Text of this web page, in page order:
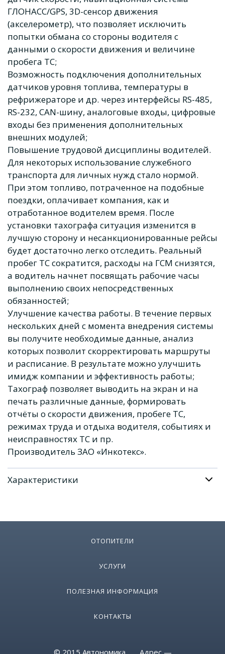
ГЛОНАСС/GPS, 3D-сенсор движения
(акселерометр), что позволяет исключить
попытки обмана со стороны водителя с
данными о скорости движения и величине
пробега ТС;
Возможность подключения дополнительных
датчиков уровня топлива, температуры в
рефрижераторе и др. через интерфейсы RS-485,
RS-232, CAN-шину, аналоговые входы, цифровые
входы без применения дополнительных
внешних модулей;
Повышение трудовой дисциплины водителей.
Для некоторых использование служебного
транспорта для личных нужд стало нормой.
При этом топливо, потраченное на подобные
поездки, оплачивает компания, как и
отработанное водителем время. После
установки тахографа ситуация изменится в
лучшую сторону и несанкционированные рейсы
будет достаточно легко отследить. Реальный
пробег ТС сократится, расходы на ГСМ снизятся,
а водитель начнет посвящать рабочие часы
выполнению своих непосредственных
обязанностей;
Улучшение качества работы. В течение первых
нескольких дней с момента внедрения системы
вы получите необходимые данные, анализ
которых позволит скорректировать маршруты
и расписание. В результате можно улучшить
имидж компании и эффективность работы;
Тахограф позволяет выводить на экран и на
печать различные данные, формировать
отчёты о скорости движения, пробеге ТС,
режимах труда и отдыха водителя, событиях и
неисправностях ТС и пр.
Производитель ЗАО «Инкотекс».
Характеристики
ОТОПИТЕЛИ
УСЛУГИ
ПОЛЕЗНАЯ ИНФОРМАЦИЯ
КОНТАКТЫ
© 2015 Автономика Адрес —